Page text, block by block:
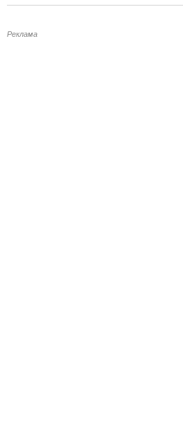
Реклама